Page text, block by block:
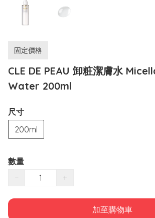
固定價格
CLE DE PEAU 卸粧潔膚水
Water 200ml
尺寸
200ml
數量
−
+
加至購物車